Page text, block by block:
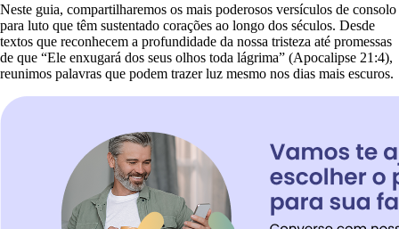
Neste guia, compartilharemos os mais poderosos versículos de consolo
para luto que têm sustentado corações ao longo dos séculos. Desde
textos que reconhecem a profundidade da nossa tristeza até promessas
de que “Ele enxugará dos seus olhos toda lágrima” (Apocalipse 21:4),
reunimos palavras que podem trazer luz mesmo nos dias mais escuros.